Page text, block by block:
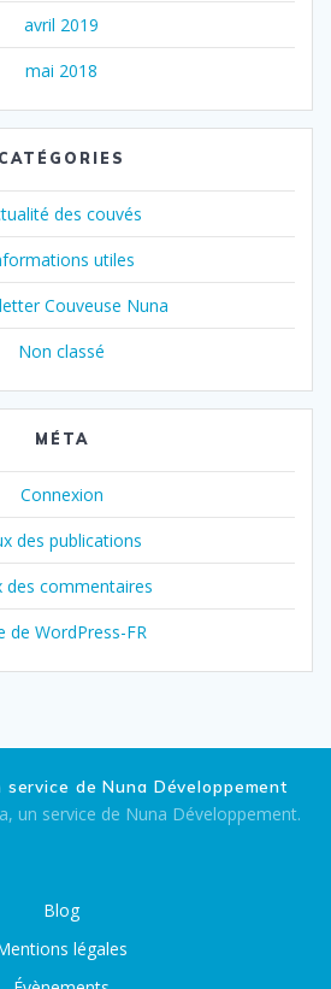
avril 2019
mai 2018
CATÉGORIES
des couvés
utiles
Couveuse Nuna
Non classé
MÉTA
Connexion
des publications
des commentaires
de WordPress-FR
service de Nuna Développement
un service de Nuna Développement.
Blog
légales